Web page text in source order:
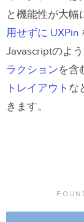
と機能性が大幅
用せずに UXPin
Javascriptのよ
ラクションを含
トレイアウト な
きます。